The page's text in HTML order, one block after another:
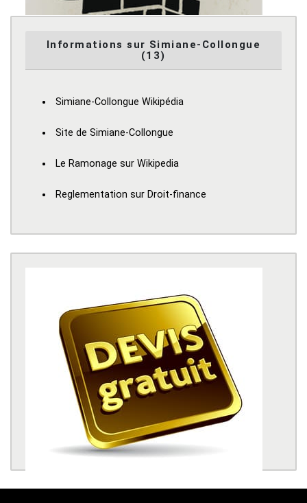
Informations sur Simiane-Collongue
(13)
Simiane-Collongue Wikipédia
Site de Simiane-Collongue
Le Ramonage sur Wikipedia
Reglementation sur Droit-finance